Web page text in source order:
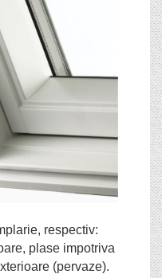
respectiv:
plase impotriva
(pervaze).